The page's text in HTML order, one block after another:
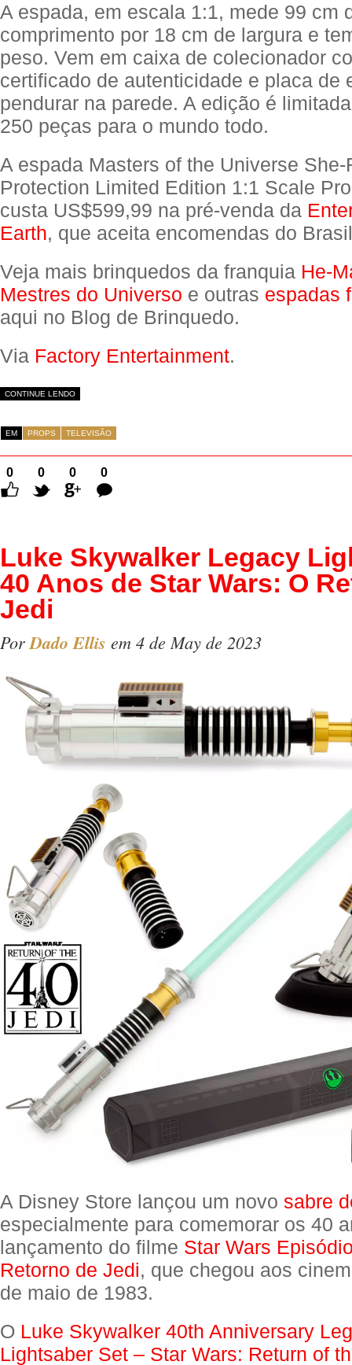
A espada, em escala 1:1, mede 99 cm
comprimento por 18 cm de largura e
peso. Vem em caixa de colecionador
certificado de autenticidade e placa de
pendurar na parede. A edição é
250 peças para o mundo todo.
A espada Masters of the Universe She-
Protection Limited Edition 1:1 Scale
custa US$599,99 na pré-venda da
Earth, que aceita encomendas do
Veja mais brinquedos da franquia He-
Mestres do Universo e outras espadas
aqui no Blog de Brinquedo.
Via Factory Entertainment.
CONTINUE LENDO
EM PROPS TELEVISÃO
0 0 0
0
Comentários
Luke Skywalker Legacy
40 Anos de Star Wars: O
Jedi
PorDado Ellis em 4 de May de 2023
A Disney Store lançou um novo sabre
especialmente para comemorar os 40
lançamento do filme Star Wars
Retorno de Jedi, que chegou aos
de maio de 1983.
O Luke Skywalker 40th Anniversary
Lightsaber Set – Star Wars: Return of